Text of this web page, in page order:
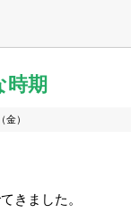
時期
）
きました。